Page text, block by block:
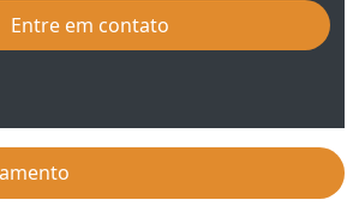
Entre em contato